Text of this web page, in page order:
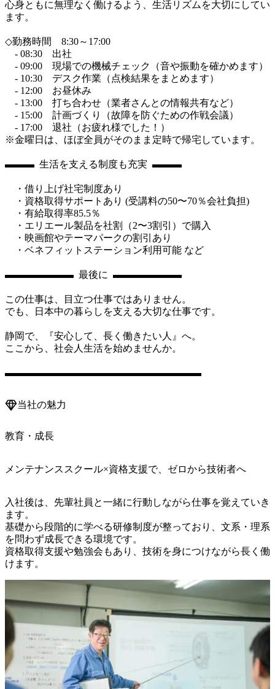
心身ともに無理なく働けるよう、生活リズムを大切にしてい
ます。
◇勤務時間　8:30～17:00
- 08:30　出社
- 09:00　現場での機械チェック（音や振動を確かめます）
- 10:30　デスク作業（点検結果をまとめます）
- 12:00　お昼休み
- 13:00　打ち合わせ（業者さんとの情報共有など）
- 15:00　計画づくり（故障を防ぐための作戦会議）
- 17:00　退社（お疲れ様でした！）
※金曜日は、ほぼ全員がそのまま定時で帰宅しています。
▬▬▬  生活を支える制度も充実  ▬▬▬
・借り上げ社宅制度あり
・資格取得サポートあり (受講料の50〜70％会社負担)
・有給取得率85.5％
・エリエール製品を社割（2〜3割引）で購入
・映画館やテーマパークの割引あり
・ベネフィットステーション利用可能 など
▬▬▬▬▬▬▬  最後に  ▬▬▬▬▬▬▬
この仕事は、目立つ仕事ではありません。
でも、日本中の暮らしを支える大切な仕事です。
静岡で、『安心して、長く働きたい人』へ。
ここから、社会人生活を始めませんか。
▬▬▬▬▬▬▬▬▬▬▬▬▬▬▬▬▬▬▬▬
当社の魅力
教育・成長
メンテナンススクール×資格支援で、ゼロから技術者へ
入社後は、先輩社員と一緒に行動しながら仕事を覚えていき
ます。
基礎から段階的に学べる研修制度が整っており、文系・理系
を問わず成長できる環境です。
資格取得支援や勉強会もあり、技術を身につけながら長く働
けます。